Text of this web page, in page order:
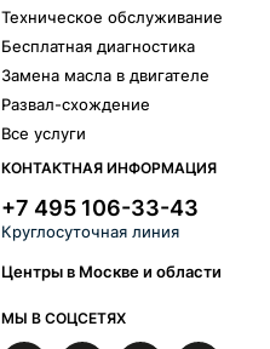
Техническое обслуживание
Бесплатная диагностика
Замена масла в двигателе
Развал-схождение
Все услуги
КОНТАКТНАЯ ИНФОРМАЦИЯ
+7 495 106-33-43
Круглосуточная линия
Центры в Москве и области
МЫ В СОЦСЕТЯХ